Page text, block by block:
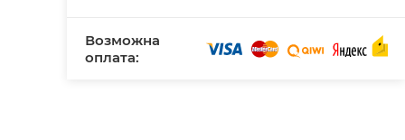
Возможна
оплата: